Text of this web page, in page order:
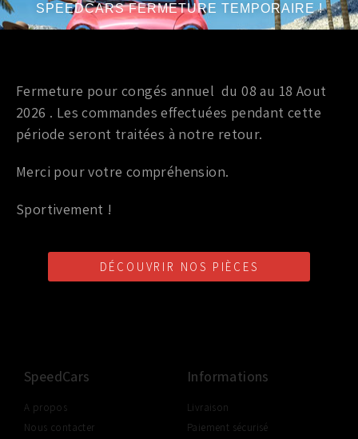
Allumage
BOBINE D’ALLUMAGE OEM NISSAN GTR R35
Ajouter au panier
SpeedCars
A propos
Nous contacter
Informations
Livraison
Paiement sécurisé
SPEEDCARS FERMETURE TEMPORAIRE !
Fermeture pour congés annuel du 08 au 18 Aout
2026 . Les commandes effectuées pendant cette
période seront traitées à notre retour.
Merci pour votre compréhension.
Sportivement !
DÉCOUVRIR NOS PIÈCES